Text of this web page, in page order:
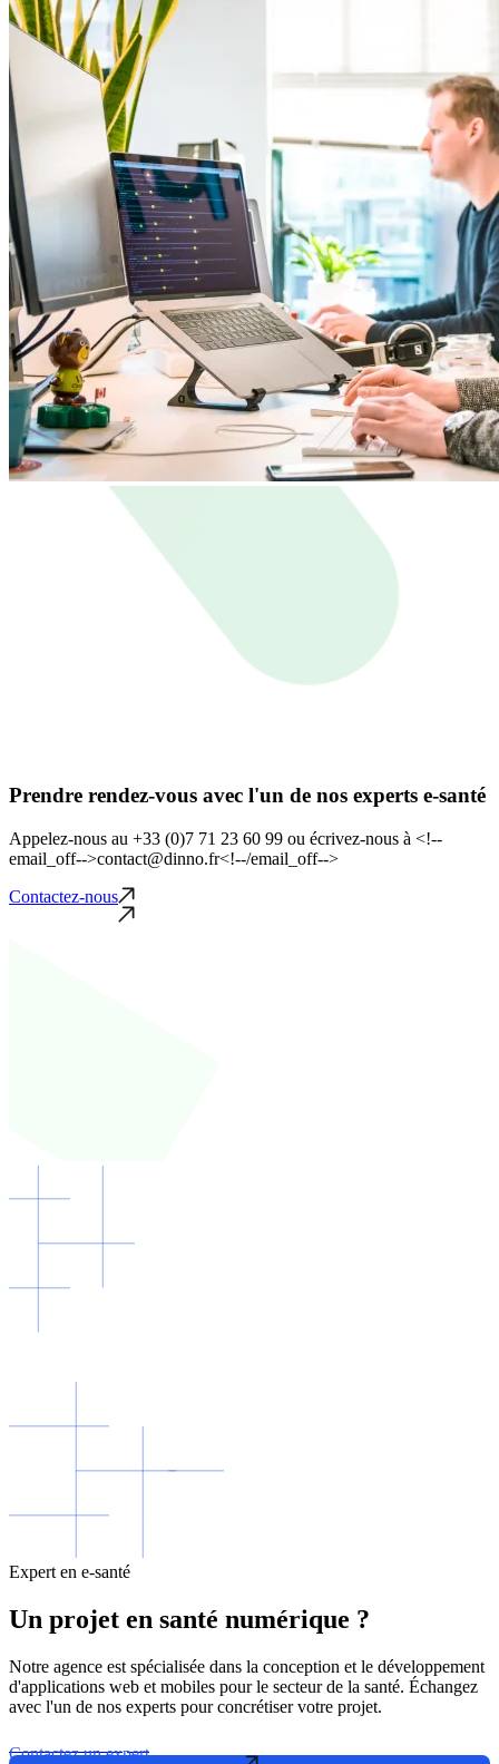
Prendre rendez-vous avec l'un de nos experts e-santé
Appelez-nous au +33 (0)7 71 23 60 99 ou écrivez-nous à <!--
email_off-->contact@dinno.fr<!--/email_off-->
Contactez-nous
Expert en e-santé
Un projet en santé numérique ?
Notre agence est spécialisée dans la conception et le développement
d'applications web et mobiles pour le secteur de la santé. Échangez
avec l'un de nos experts pour concrétiser votre projet.
Contactez un expert